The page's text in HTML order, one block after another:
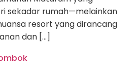
sekadar rumah—melainkan
resort yang dirancang
dan […]